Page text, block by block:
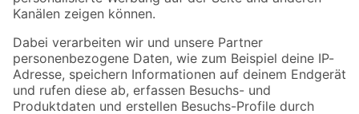
Folge uns
Zahlungsarten Versandarten